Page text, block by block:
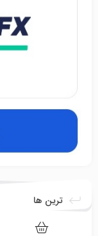
ترین ها